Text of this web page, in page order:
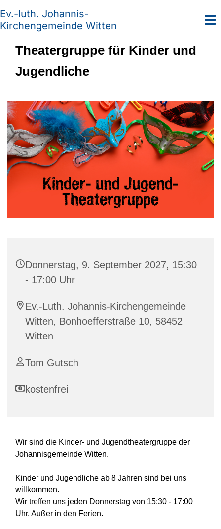
Ev.-luth. Johannis-
Kirchengemeinde Witten
Theatergruppe für Kinder und
Jugendliche
Donnerstag, 9. September 2027, 15:30
- 17:00 Uhr
Ev.-Luth. Johannis-Kirchengemeinde
Witten, Bonhoefferstraße 10, 58452
Witten
Tom Gutsch
kostenfrei
Wir sind die Kinder- und Jugendtheatergruppe der
Johannisgemeinde Witten.
Kinder und Jugendliche ab 8 Jahren sind bei uns
willkommen.
Wir treffen uns jeden Donnerstag von 15:30 - 17:00
Uhr. Außer in den Ferien.